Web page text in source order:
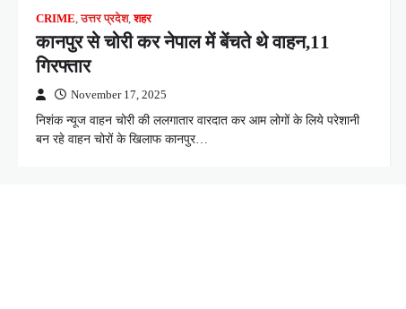
CRIME,उत्तर प्रदेश,शहर
कानपुर से चोरी कर नेपाल में बेंचते थे वाहन,11
गिरफ्तार
November 17, 2025
निशंक न्यूज वाहन चोरी की ललगातार वारदात कर आम लोगों के लिये परेशानी
बन रहे वाहन चोरों के खिलाफ कानपुर…